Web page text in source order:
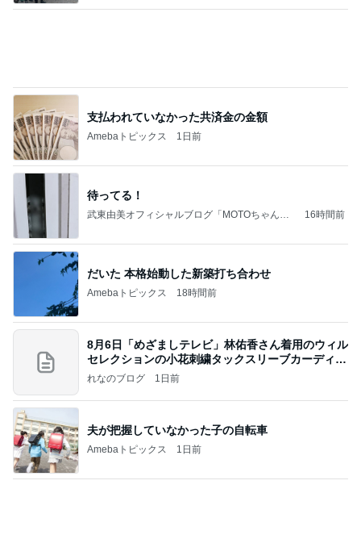
支払われていなかった共済金の金額
Amebaトピックス 1日前
待ってる！
武東由美オフィシャルブログ「MOTOちゃんと
16時間前
だいた 本格始動した新築打ち合わせ
Amebaトピックス 18時間前
8月6日「めざましテレビ」林佑香さん着用のウィル
セレクションの小花刺繍タックスリーブカーディガ
ン
れなのブログ 1日前
夫が把握していなかった子の自転車
Amebaトピックス 1日前